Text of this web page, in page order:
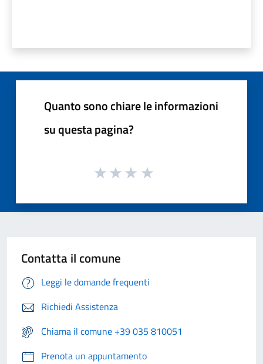
Quanto sono chiare le informazioni
su questa pagina?
Contatta il comune
Leggi le domande frequenti
Richiedi Assistenza
Chiama il comune +39 035 810051
Prenota un appuntamento